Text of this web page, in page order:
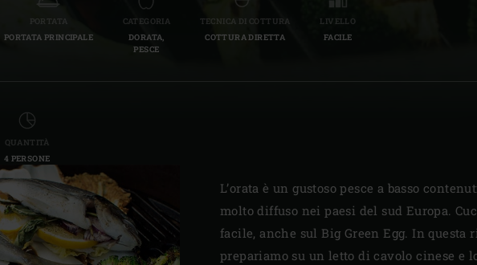
PORTATA
PORTATA PRINCIPALE
CATEGORIA
DORATA,
PESCE
TECNICA DI COTTURA
COTTURA DIRETTA
LIVELLO
FACILE
QUANTITÀ
4 PERSONE
L’orata è un gustoso pesce a basso
molto diffuso nei paesi del sud Europa.
facile, anche sul Big Green Egg. In questa
prepariamo su un letto di cavolo cinese e